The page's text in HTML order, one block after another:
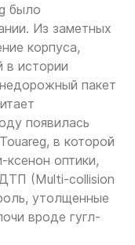
было
Из заметных
корпуса,
в истории
пакет
появилась
в которой
оптики,
(Multi-collision
утолщенные
вроде гугл-